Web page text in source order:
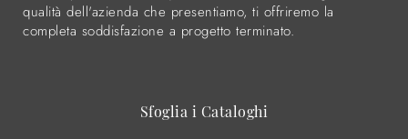
qualità dell'azienda che presentiamo, ti offriremo la
completa soddisfazione a progetto terminato.
Sfoglia i Cataloghi